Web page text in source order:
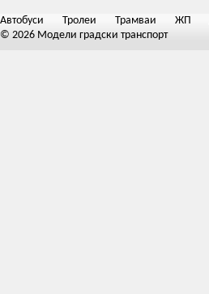
Автобуси Тролеи Трамваи ЖП
© 2026 Модели градски транспорт